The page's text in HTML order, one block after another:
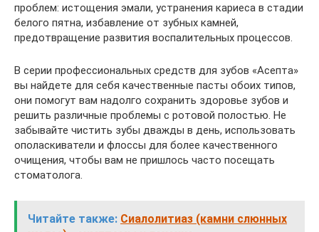
проблем: истощения эмали, устранения кариеса в стадии
белого пятна, избавление от зубных камней,
предотвращение развития воспалительных процессов.
В серии профессиональных средств для зубов «Асепта»
вы найдете для себя качественные пасты обоих типов,
они помогут вам надолго сохранить здоровье зубов и
решить различные проблемы с ротовой полостью. Не
забывайте чистить зубы дважды в день, использовать
ополаскиватели и флоссы для более качественного
очищения, чтобы вам не пришлось часто посещать
стоматолога.
Читайте также: Сиалолитиаз (камни слюнных